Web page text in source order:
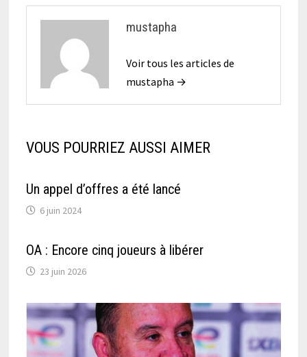
mustapha
Voir tous les articles de
mustapha →
VOUS POURRIEZ AUSSI AIMER
Un appel d’offres a été lancé
6 juin 2024
OA : Encore cinq joueurs à libérer
23 juin 2026